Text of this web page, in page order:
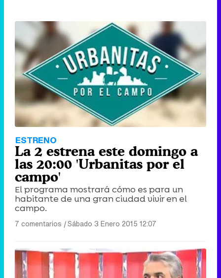
ESTRENO
La 2 estrena este domingo a
las 20:00 'Urbanitas por el
campo'
El programa mostrará cómo es para un
habitante de una gran ciudad vivir en el
campo.
7 comentarios |Sábado 3 Enero 2015 12:07